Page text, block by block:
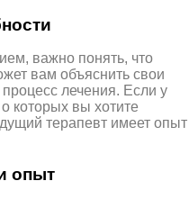
важно понять, что
вам объяснить свои
лечения. Если у
которых вы хотите
терапевт имеет опыт
опыт